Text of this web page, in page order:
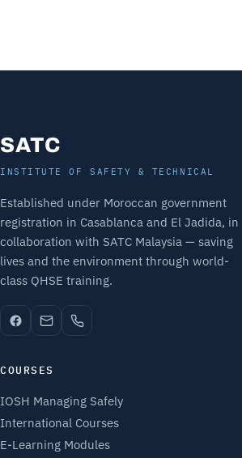
SATC
INSTITUTE OF SAFETY & TECHNICAL
Established under Moroccan government
registration in Casablanca and El Jadida, in
collaboration with SATC Malaysia — saving
lives and the environment through world-
class QHSE training.
COURSES
IOSH Managing Safely
International Courses
E-Learning Modules